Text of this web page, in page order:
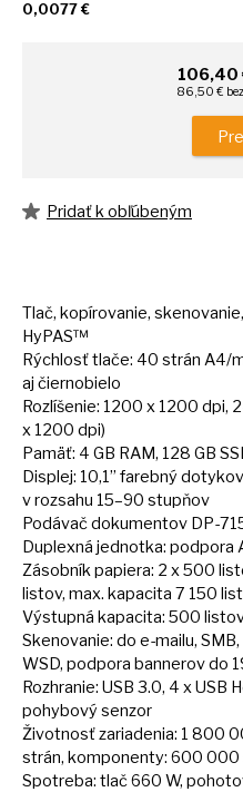
0,0077 €
106,40
86,50 €
Pridať k obľúbeným
Tlač, kopírovanie,
HyPAS™
Rýchlosť tlače: 40 strán A4/
aj čiernobielo
Rozlíšenie: 1200 x 1200 dpi,
x 1200 dpi)
Pamäť: 4 GB RAM, 128 GB
Displej: 10,1” farebný
vrozsahu 15–90 stupňov
Podávač dokumentov DP-
Duplexná jednotka: podpora
Zásobník papiera: 2 x 500
listov, max. kapacita 7 150
Výstupná kapacita: 500
Skenovanie: do e-mailu,
WSD, podpora bannerovdo
Rozhranie: USB 3.0, 4 x USB
pohybový senzor
Životnosť zariadenia: 1 800
strán, komponenty: 600 000
Spotreba: tlač 660 W,